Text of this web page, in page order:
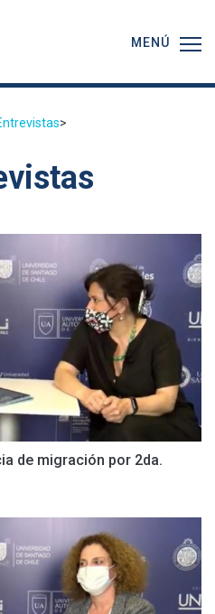
MENÚ
>
de migración por 2da.